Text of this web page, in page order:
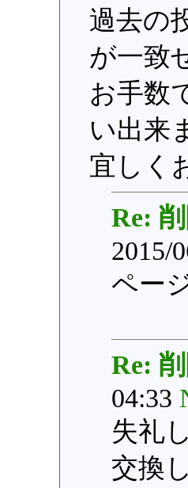
過去の
が一致
お手数
い出来
宜しく
Re:
2015/
ペー
Re:
04:33
失礼
交換